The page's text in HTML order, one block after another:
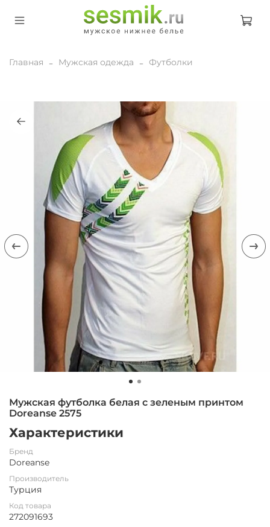
Главная Мужская одежда Футболки
Мужская футболка белая с зеленым принтом
Doreanse 2575
Характеристики
Бренд
Doreanse
Производитель
Турция
Код товара
272091693